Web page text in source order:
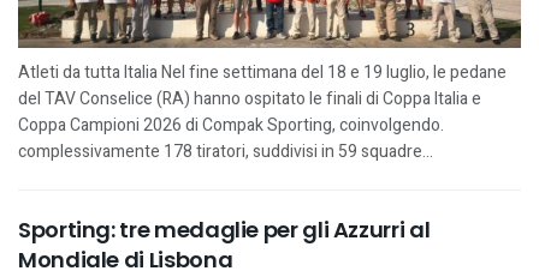
Atleti da tutta Italia Nel fine settimana del 18 e 19 luglio, le pedane
del TAV Conselice (RA) hanno ospitato le finali di Coppa Italia e
Coppa Campioni 2026 di Compak Sporting, coinvolgendo.
complessivamente 178 tiratori, suddivisi in 59 squadre...
Sporting: tre medaglie per gli Azzurri al
Mondiale di Lisbona